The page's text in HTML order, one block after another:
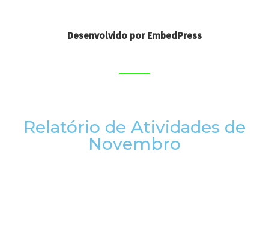
Desenvolvido por EmbedPress
Relatório de Atividades de
Novembro